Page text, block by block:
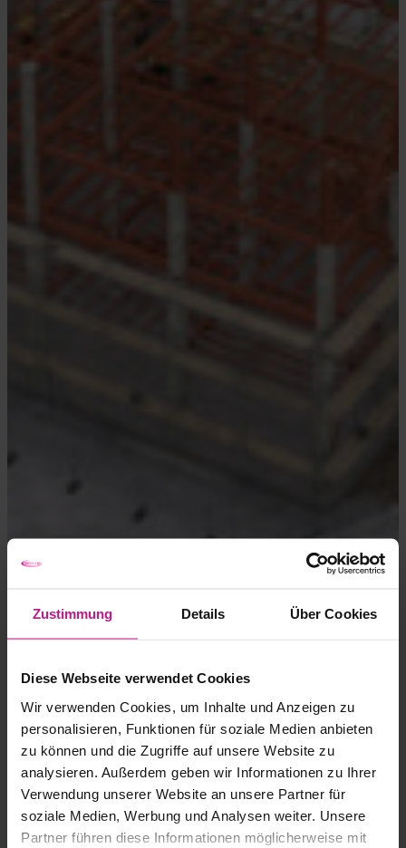
Zustimmung Details Über Cookies
Diese Webseite verwendet Cookies
Wir verwenden Cookies, um Inhalte und Anzeigen zu
personalisieren, Funktionen für soziale Medien anbieten
zu können und die Zugriffe auf unsere Website zu
analysieren. Außerdem geben wir Informationen zu Ihrer
Verwendung unserer Website an unsere Partner für
soziale Medien, Werbung und Analysen weiter. Unsere
Partner führen diese Informationen möglicherweise mit